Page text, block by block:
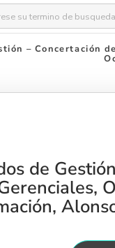
– Concertación
de